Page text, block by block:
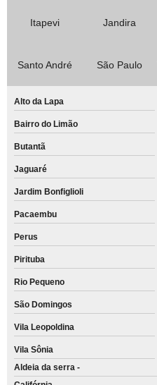
Itapevi Jandira
Santo André São Paulo
Alto da Lapa
Bairro do Limão
Butantã
Jaguaré
Jardim Bonfiglioli
Pacaembu
Perus
Pirituba
Rio Pequeno
São Domingos
Vila Leopoldina
Vila Sônia
Aldeia da serra -